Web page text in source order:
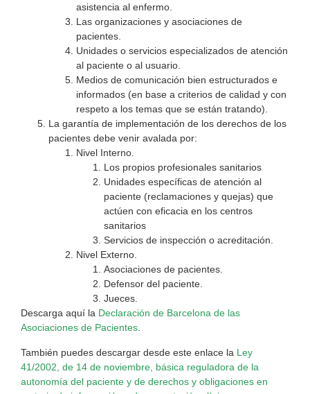
asistencia al enfermo.
Las organizaciones y asociaciones de
pacientes.
Unidades o servicios especializados de atención
al paciente o al usuario.
Medios de comunicación bien estructurados e
informados (en base a criterios de calidad y con
respeto a los temas que se están tratando).
La garantía de implementación de los derechos de los
pacientes debe venir avalada por:
Nivel Interno.
Los propios profesionales sanitarios
Unidades específicas de atención al
paciente (reclamaciones y quejas) que
actúen con eficacia en los centros
sanitarios
Servicios de inspección o acreditación.
Nivel Externo.
Asociaciones de pacientes.
Defensor del paciente.
Jueces.
Descarga aquí la Declaración de Barcelona de las
Asociaciones de Pacientes
También puedes descargar desde este enlace la Ley
41/2002, de 14 de noviembre, básica reguladora de la
autonomía del paciente y de derechos y obligaciones en